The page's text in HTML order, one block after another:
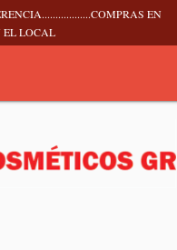
EN
EL LOCAL